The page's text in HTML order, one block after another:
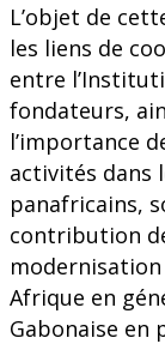
L’objet de
les liens de
entre
fondateurs,
l’importance
activités dans
panafricains,
contribution
Afrique en
Gabonaise en